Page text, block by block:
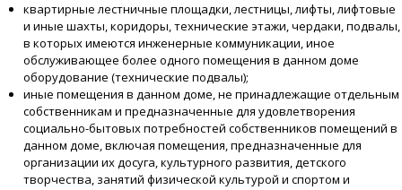
квартирные лестничные площадки, лестницы, лифты, лифтовые
и иные шахты, коридоры, технические этажи, чердаки, подвалы,
в которых имеются инженерные коммуникации, иное
обслуживающее более одного помещения в данном доме
оборудование (технические подвалы);
иные помещения в данном доме, не принадлежащие отдельным
собственникам и предназначенные для удовлетворения
социально-бытовых потребностей собственников помещений в
данном доме, включая помещения, предназначенные для
организации их досуга, культурного развития, детского
творчества, занятий физической культурой и спортом и